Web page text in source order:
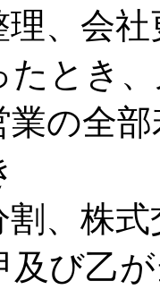
、会社
たとき
の全部
、株式
及び乙